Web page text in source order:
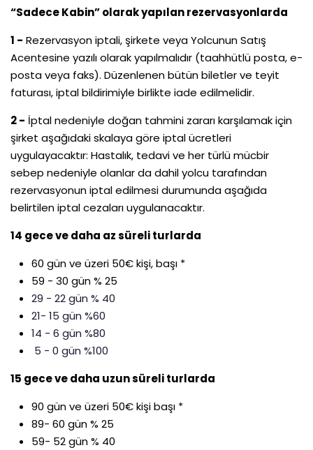
“Sadece Kabin” olarak yapılan rezervasyonlarda
1 - Rezervasyon iptali, şirkete veya Yolcunun Satış
Acentesine yazılı olarak yapılmalıdır (taahhütlü posta, e-
posta veya faks). Düzenlenen bütün biletler ve teyit
faturası, iptal bildirimiyle birlikte iade edilmelidir.
2 - İptal nedeniyle doğan tahmini zararı karşılamak için
şirket aşağıdaki skalaya göre iptal ücretleri
uygulayacaktır: Hastalık, tedavi ve her türlü mücbir
sebep nedeniyle olanlar da dahil yolcu tarafından
rezervasyonun iptal edilmesi durumunda aşağıda
belirtilen iptal cezaları uygulanacaktır.
14 gece ve daha az süreli turlarda
60 gün ve üzeri 50€ kişi, başı *
59 - 30 gün % 25
29 - 22 gün % 40
21- 15 gün %60
14 - 6 gün %80
5 - 0 gün %100
15 gece ve daha uzun süreli turlarda
90 gün ve üzeri 50€ kişi başı *
89- 60 gün % 25
59- 52 gün % 40